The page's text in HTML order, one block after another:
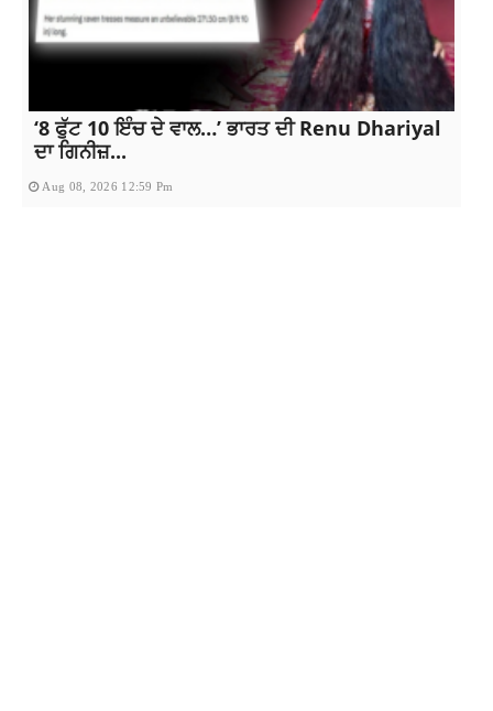
‘8 ਫੁੱਟ 10 ਇੰਚ ਦੇ ਵਾਲ…’ ਭਾਰਤ ਦੀ Renu Dhariyal
ਦਾ ਗਿਨੀਜ਼...
Aug 08, 2026 12:59 Pm